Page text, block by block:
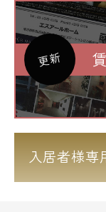
更新
入居者様専